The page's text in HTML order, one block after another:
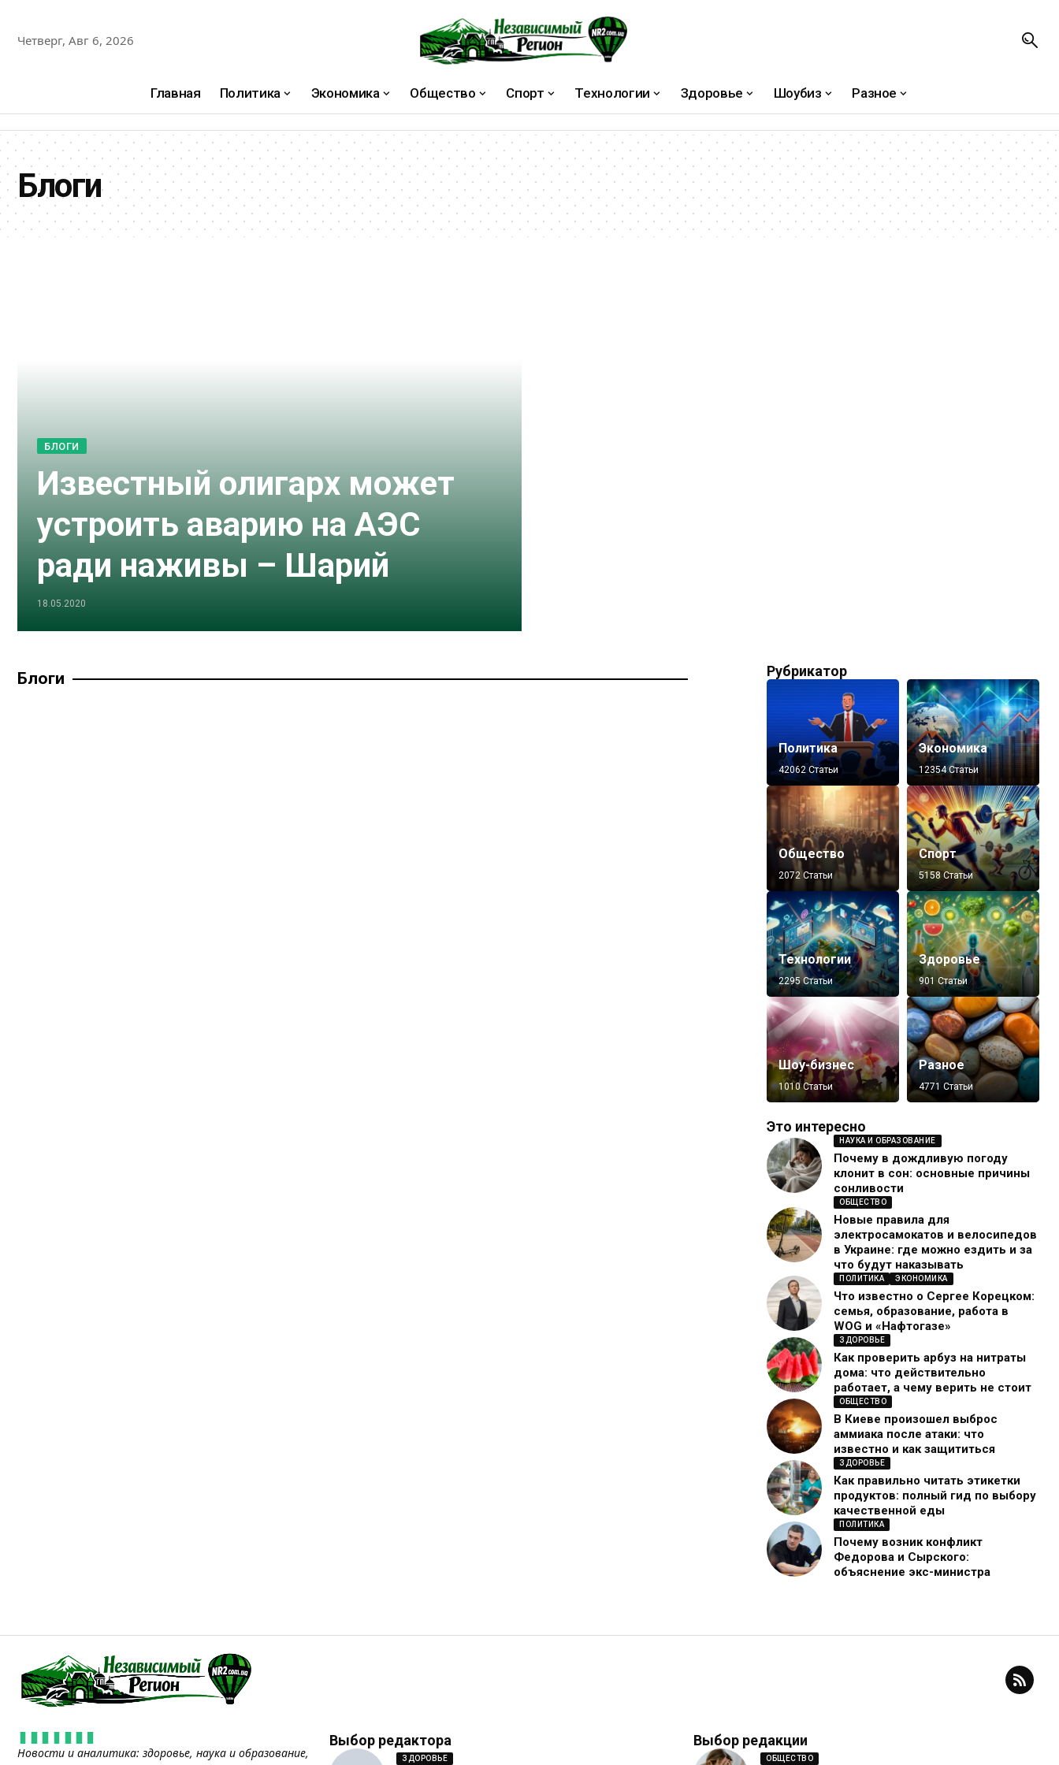
Четверг, Авг 6, 2026
Главная Политика Экономика Общество Спорт Технологии Здоровье Шоубиз Разное
Блоги
БЛОГИ
Известный олигарх может
устроить аварию на АЭС
ради наживы – Шарий
18.05.2020
Блоги Рубрикатор
Политика
42062 Статьи
Экономика
12354 Статьи
Общество
2072 Статьи
Спорт
5158 Статьи
Технологии
2295 Статьи
Здоровье
901 Статьи
Шоу-бизнес
1010 Статьи
Разное
4771 Статьи
Это интересно
НАУКА И ОБРАЗОВАНИЕ
Почему в дождливую погоду
клонит в сон: основные причины
сонливости
ОБЩЕСТВО
Новые правила для
электросамокатов и велосипедов
в Украине: где можно ездить и за
что будут наказывать
ПОЛИТИКА ЭКОНОМИКА
Что известно о Сергее Корецком:
семья, образование, работа в
WOG и «Нафтогазе»
ЗДОРОВЬЕ
Как проверить арбуз на нитраты
дома: что действительно
работает, а чему верить не стоит
ОБЩЕСТВО
В Киеве произошел выброс
аммиака после атаки: что
известно и как защититься
ЗДОРОВЬЕ
Как правильно читать этикетки
продуктов: полный гид по выбору
качественной еды
ПОЛИТИКА
Почему возник конфликт
Федорова и Сырского:
объяснение экс-министра
Новости и аналитика: здоровье, наука и образование,
Выбор редактора
ЗДОРОВЬЕ
Выбор редакции
ОБЩЕСТВО